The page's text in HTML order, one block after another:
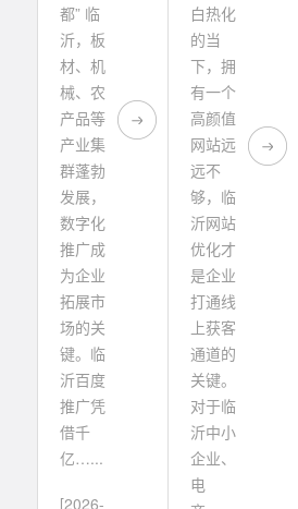
都” 临
沂，板
材、机
械、农
产品等
产业集
群蓬勃
发展，
数字化
推广成
为企业
拓展市
场的关
键。临
沂百度
推广凭
借千
亿…...
[2026-
白热化
的当
下，拥
有一个
高颜值
网站远
远不
够，临
沂网站
优化才
是企业
打通线
上获客
通道的
关键。
对于临
沂中小
企业、
电